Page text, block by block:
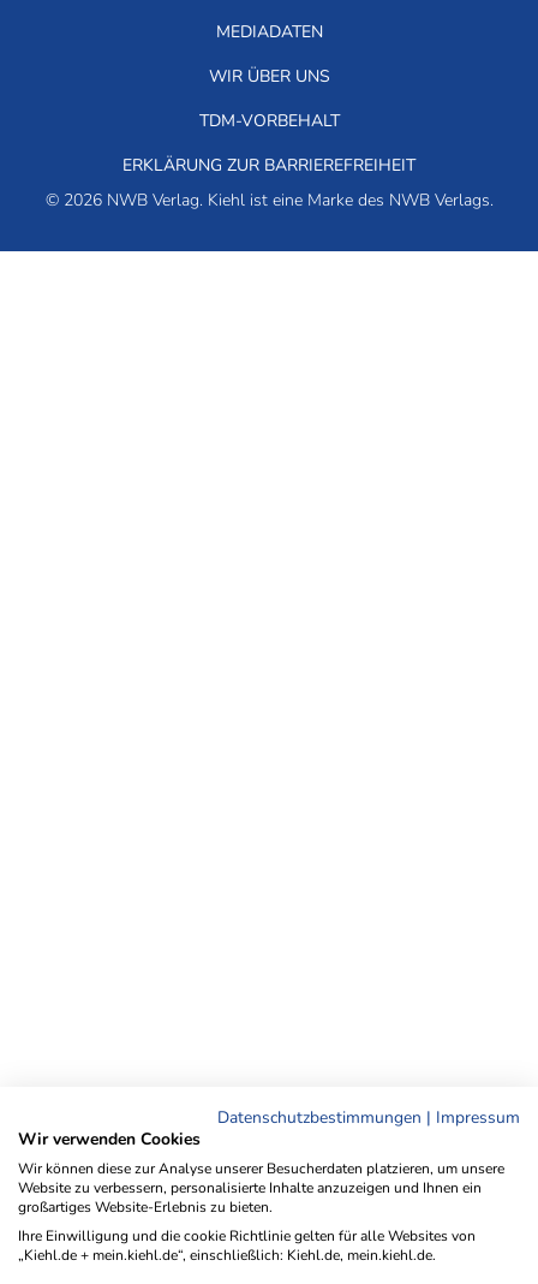
Datenschutzbestimmungen | Impressum
Wir verwenden Cookies
Wir können diese zur Analyse unserer Besucherdaten platzieren, um unsere
Website zu verbessern, personalisierte Inhalte anzuzeigen und Ihnen ein
großartiges Website-Erlebnis zu bieten.
Ihre Einwilligung und die cookie Richtlinie gelten für alle Websites von
„Kiehl.de + mein.kiehl.de“, einschließlich: Kiehl.de, mein.kiehl.de.
© 2026 NWB Verlag. Kiehl ist eine Marke des NWB Verlags.
MEDIADATEN
WIR ÜBER UNS
TDM-VORBEHALT
ERKLÄRUNG ZUR BARRIEREFREIHEIT